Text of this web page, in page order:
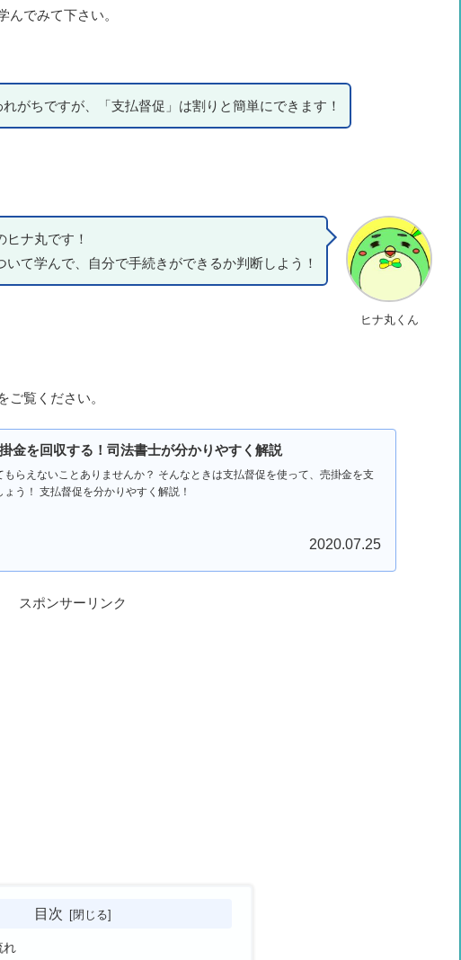
でみて下さい。
がちですが、「支払督促」は割りと簡単にできます！
ヒナ丸くん
ヒナ丸です！
いて学んで、自分で手続きができるか判断しよう！
覧ください。
金を回収する！司法書士が分かりやすく解説
もらえないことありませんか？ そんなときは支払督促を使って、売掛金を支
う！ 支払督促を分かりやすく解説！
2020.07.25
スポンサーリンク
目次
れ